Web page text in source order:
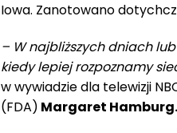
Iowa. Zanotowano
– W najbliższych dniach
kiedy lepiej rozpoznamy
w wywiadzie dla telewizji
(FDA) Margaret Hamburg.